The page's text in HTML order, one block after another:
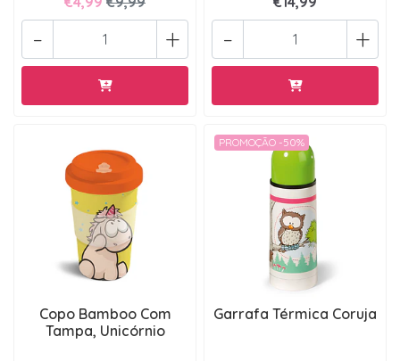
+
- +
-
Copo Bamboo Com
Tampa, Unicórnio
PROMOÇÃO -50%
Garrafa Térmica Coruja